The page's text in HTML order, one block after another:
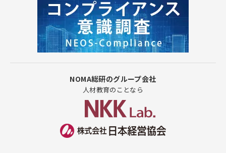
NOMA総研のグループ会社
人材教育のことなら